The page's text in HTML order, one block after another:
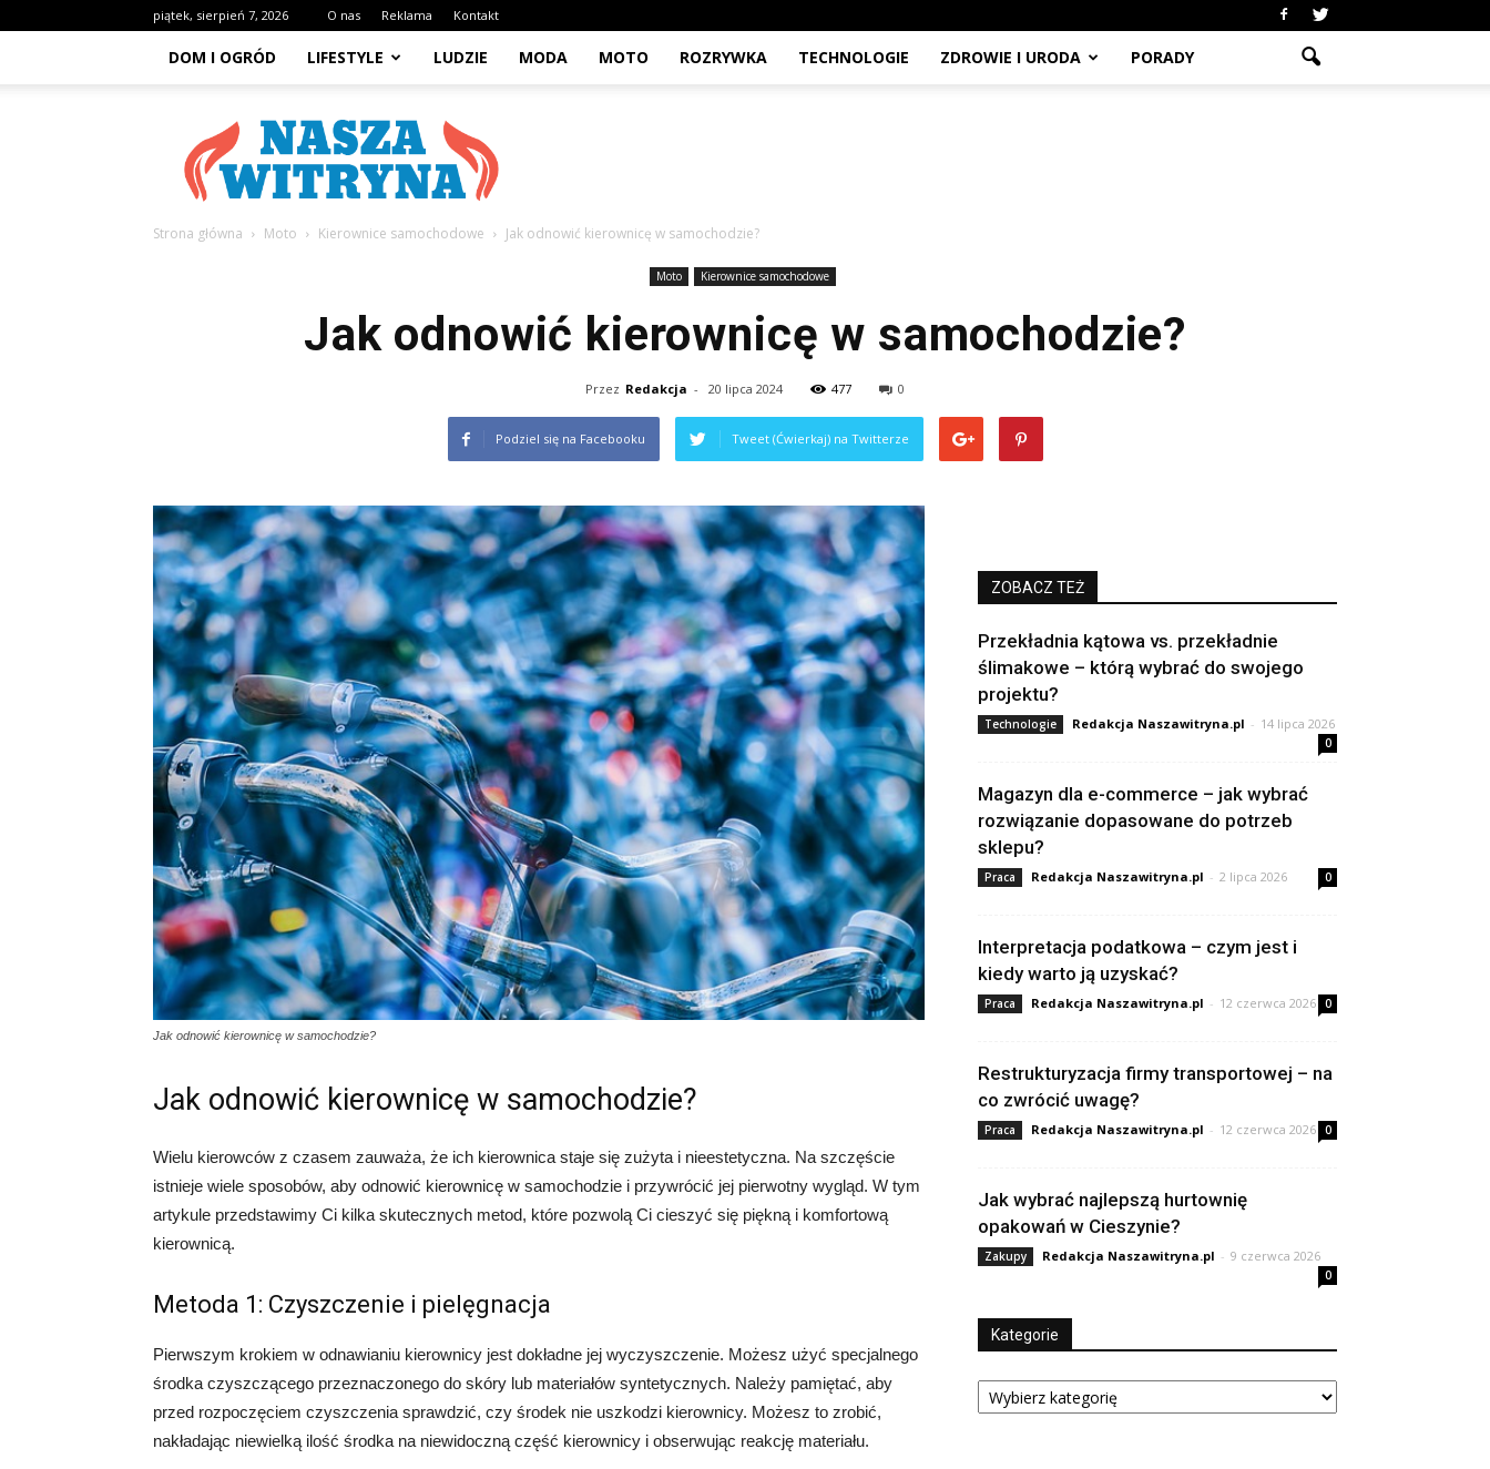
piątek, sierpień 7, 2026 O nas Reklama Kontakt
DOM I OGRÓD LIFESTYLE LUDZIE MODA MOTO ROZRYWKA TECHNOLOGIE ZDROWIE I URODA PORADY
NaszaWitryna.pl
Strona główna Moto Kierownice samochodowe Jak odnowić kierownicę w samochodzie?
Moto Kierownice samochodowe
Jak odnowić kierownicę w samochodzie?
Przez Redakcja - 20 lipca 2024 477 0
Podziel się na Facebooku Tweet (Ćwierkaj) na Twitterze
Jak odnowić kierownicę w samochodzie?
Jak odnowić kierownicę w samochodzie?
Wielu kierowców z czasem zauważa, że ich kierownica staje się zużyta i nieestetyczna. Na szczęście
istnieje wiele sposobów, aby odnowić kierownicę w samochodzie i przywrócić jej pierwotny wygląd. W tym
artykule przedstawimy Ci kilka skutecznych metod, które pozwolą Ci cieszyć się piękną i komfortową
kierownicą.
Metoda 1: Czyszczenie i pielęgnacja
Pierwszym krokiem w odnawianiu kierownicy jest dokładne jej wyczyszczenie. Możesz użyć specjalnego
środka czyszczącego przeznaczonego do skóry lub materiałów syntetycznych. Należy pamiętać, aby
przed rozpoczęciem czyszczenia sprawdzić, czy środek nie uszkodzi kierownicy. Możesz to zrobić,
nakładając niewielką ilość środka na niewidoczną część kierownicy i obserwując reakcję materiału.
ZOBACZ TEŻ
Przekładnia kątowa vs. przekładnie
ślimakowe – którą wybrać do swojego
projektu?
Technologie Redakcja Naszawitryna.pl - 14 lipca 2026
0
Magazyn dla e-commerce – jak wybrać
rozwiązanie dopasowane do potrzeb
sklepu?
Praca Redakcja Naszawitryna.pl - 2 lipca 2026 0
Interpretacja podatkowa – czym jest i
kiedy warto ją uzyskać?
Praca Redakcja Naszawitryna.pl - 12 czerwca 2026 0
Restrukturyzacja firmy transportowej – na
co zwrócić uwagę?
Praca Redakcja Naszawitryna.pl - 12 czerwca 2026 0
Jak wybrać najlepszą hurtownię
opakowań w Cieszynie?
Zakupy Redakcja Naszawitryna.pl - 9 czerwca 2026
0
Kategorie
Kategorie